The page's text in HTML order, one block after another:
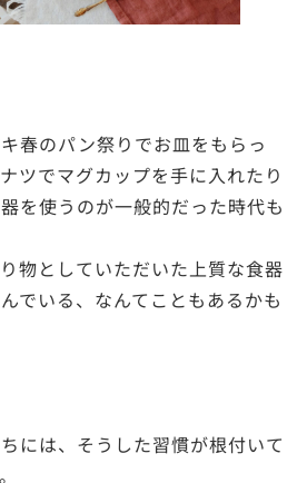
春のパン祭りでお皿をもらっ
ツでマグカップを手に入れたり
を使うのが一般的だった時代も
物としていただいた上質な食器
でいる、なんてこともあるかも
には、そうした習慣が根付いて